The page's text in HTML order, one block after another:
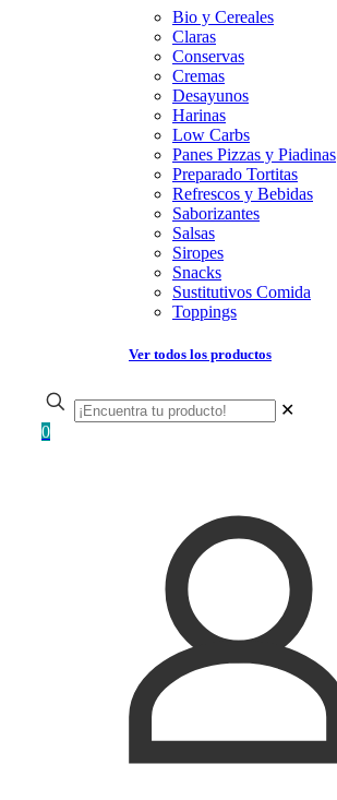
Bio y Cereales
Claras
Conservas
Cremas
Desayunos
Harinas
Low Carbs
Panes Pizzas y Piadinas
Preparado Tortitas
Refrescos y Bebidas
Saborizantes
Salsas
Siropes
Snacks
Sustitutivos Comida
Toppings
Ver todos los productos
✕
0